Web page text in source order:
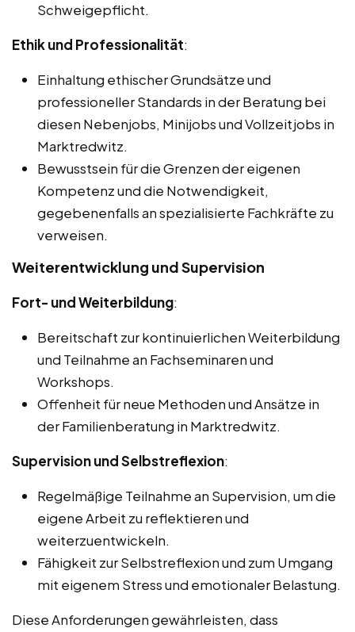
Schweigepflicht.
Ethik und Professionalität:
Einhaltung ethischer Grundsätze und
professioneller Standards in der Beratung bei
diesen Nebenjobs, Minijobs und Vollzeitjobs in
Marktredwitz.
Bewusstsein für die Grenzen der eigenen
Kompetenz und die Notwendigkeit,
gegebenenfalls an spezialisierte Fachkräfte zu
verweisen.
Weiterentwicklung und Supervision
Fort- und Weiterbildung:
Bereitschaft zur kontinuierlichen Weiterbildung
und Teilnahme an Fachseminaren und
Workshops.
Offenheit für neue Methoden und Ansätze in
der Familienberatung in Marktredwitz.
Supervision und Selbstreflexion:
Regelmäßige Teilnahme an Supervision, um die
eigene Arbeit zu reflektieren und
weiterzuentwickeln.
Fähigkeit zur Selbstreflexion und zum Umgang
mit eigenem Stress und emotionaler Belastung.
Diese Anforderungen gewährleisten, dass